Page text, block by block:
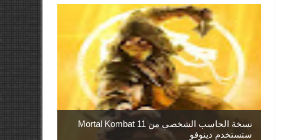
نسخة الحاسب الشخصي من Mortal Kombat 11
ستستخدم دينوفو